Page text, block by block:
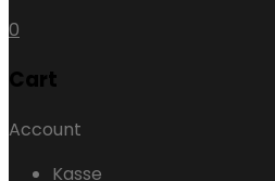
0
Cart
Account
Kasse